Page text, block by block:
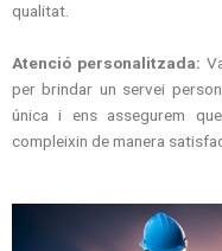
qualitat.
Atenció personalitzada:
per brindar un servei
única i ens assegurem
compleixin de manera